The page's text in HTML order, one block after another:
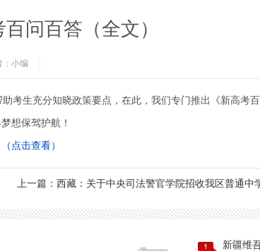
问百答（全文）
：小编
考生充分知晓政策要点，在此，我们专门推出《新高考
想保驾护航！
（点击查看）
上一篇：西藏：关于中央司法警官学院招收我区普通
新疆维